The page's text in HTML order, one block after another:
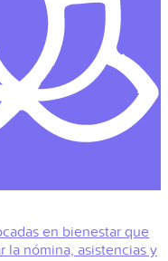
en bienestar que
la nómina, asistencias y